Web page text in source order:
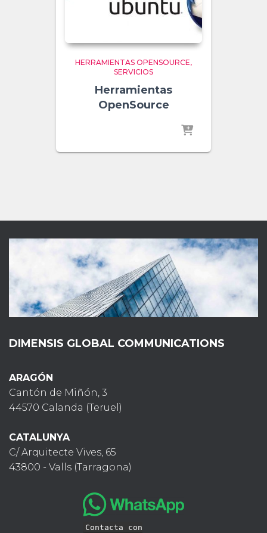
HERRAMIENTAS OPENSOURCE
SERVICIOS
Herramientas
OpenSource
DIMENSIS GLOBAL COMMUNICATIONS
ARAGÓN
Cantón de Miñón, 3
44570 Calanda (Teruel)
CATALUNYA
C/ Arquitecte Vives, 65
43800 - Valls (Tarragona)
Contacta con